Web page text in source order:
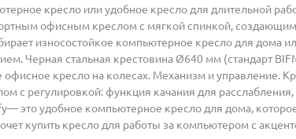
кресло или удобное кресло для длительной
офисным креслом с мягкой спинкой,
износостойкое компьютерное кресло для дома
Черная стальная крестовина Ø640 мм (стандарт
кресло на колесах. Механизм и управление.
с регулировкой: функция качания для
это удобное компьютерное кресло для дома,
купить кресло для работы за компьютером с